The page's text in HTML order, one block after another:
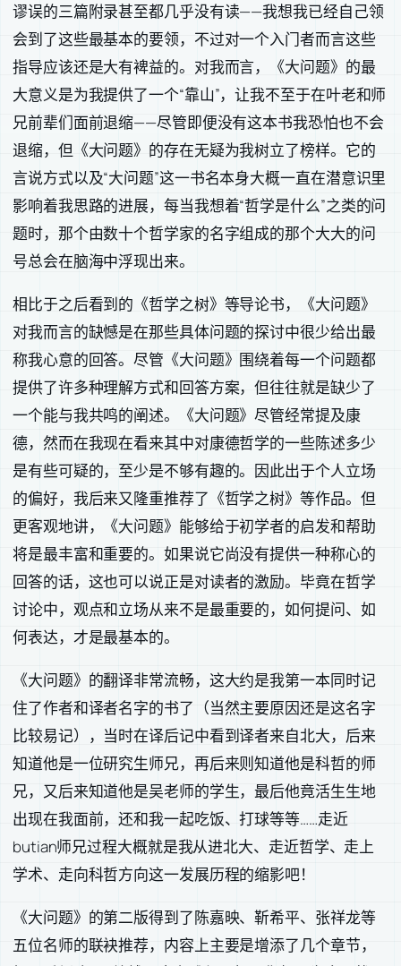
谬误的三篇附录甚至都几乎没有读——我想我已经自己领
会到了这些最基本的要领，不过对一个入门者而言这些
指导应该还是大有裨益的。对我而言，《大问题》的最
大意义是为我提供了一个“靠山”，让我不至于在叶老和师
兄前辈们面前退缩——尽管即便没有这本书我恐怕也不会
退缩，但《大问题》的存在无疑为我树立了榜样。它的
言说方式以及“大问题”这一书名本身大概一直在潜意识里
影响着我思路的进展，每当我想着“哲学是什么”之类的问
题时，那个由数十个哲学家的名字组成的那个大大的问
号总会在脑海中浮现出来。
相比于之后看到的《哲学之树》等导论书，《大问题》
对我而言的缺憾是在那些具体问题的探讨中很少给出最
称我心意的回答。尽管《大问题》围绕着每一个问题都
提供了许多种理解方式和回答方案，但往往就是缺少了
一个能与我共鸣的阐述。《大问题》尽管经常提及康
德，然而在我现在看来其中对康德哲学的一些陈述多少
是有些可疑的，至少是不够有趣的。因此出于个人立场
的偏好，我后来又隆重推荐了《哲学之树》等作品。但
更客观地讲，《大问题》能够给于初学者的启发和帮助
将是最丰富和重要的。如果说它尚没有提供一种称心的
回答的话，这也可以说正是对读者的激励。毕竟在哲学
讨论中，观点和立场从来不是最重要的，如何提问、如
何表达，才是最基本的。
《大问题》的翻译非常流畅，这大约是我第一本同时记
住了作者和译者名字的书了（当然主要原因还是这名字
比较易记），当时在译后记中看到译者来自北大，后来
知道他是一位研究生师兄，再后来则知道他是科哲的师
兄，又后来知道他是吴老师的学生，最后他竟活生生地
出现在我面前，还和我一起吃饭、打球等等……走近
butian师兄过程大概就是我从进北大、走近哲学、走上
学术、走向科哲方向这一发展历程的缩影吧！
《大问题》的第二版得到了陈嘉映、靳希平、张祥龙等
五位名师的联袂推荐，内容上主要是增添了几个章节，